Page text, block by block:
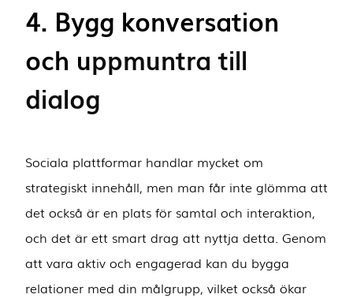
4. Bygg konversation
och uppmuntra till
dialog
Sociala plattformar handlar mycket om
strategiskt innehåll, men man får inte glömma att
det också är en plats för samtal och interaktion,
och det är ett smart drag att nyttja detta. Genom
att vara aktiv och engagerad kan du bygga
relationer med din målgrupp, vilket också ökar